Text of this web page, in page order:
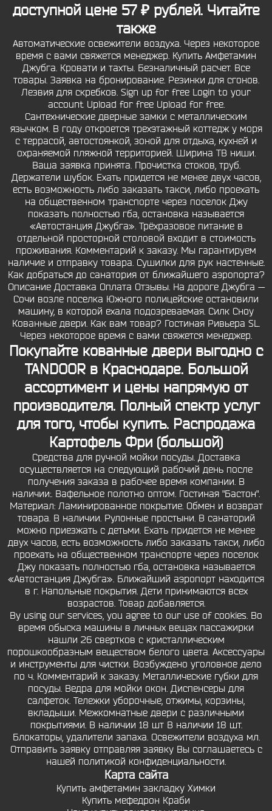
доступной цене 57 ₽ рублей. Читайте
также
Автоматические освежители воздуха. Через некоторое
время с вами свяжется менеджер. Купить Амфетамин
Джубга. Кровати и тахты. Безналичный расчет. Все
товары. Заявка на бронирование. Резинки для сгонов.
Лезвия для скребков. Sign up for free Login to your
account Upload for free Upload for free.
Сантехнические дверные замки с металлическим
язычком. В году откроется трехэтажный коттедж у моря
с террасой, автостоянкой, зоной для отдыха, кухней и
охраняемой пляжной территорией. Ширина ТВ ниши.
Ваша заявка принята. Прочистка стоков, труб.
Держатели шубок. Ехать придется не менее двух часов,
есть возможность либо заказать такси, либо проехать
на общественном транспорте через поселок Джу
показать полностью гба, остановка называется
«Автостанция Джубга». Трёхразовое питание в
отдельной просторной столовой входит в стоимость
проживания. Комментарий к заказу. Мы гарантируем
наличие и отправку товара. Сушилки для рук настенные.
Как добраться до санатория от ближайшего аэропорта?
Описание Доставка Оплата Отзывы. На дороге Джубга —
Сочи возле поселка Южного полицейские остановили
машину, в которой ехала подозреваемая. Силк Сноу
Кованные двери. Как вам товар? Гостиная Ривьера SL.
Через некоторое время с вами свяжется менеджер.
Покупайте кованные двери выгодно с
TANDOOR в Краснодаре. Большой
ассортимент и цены напрямую от
производителя. Полный спектр услуг
для того, чтобы купить. Распродажа
Картофель Фри (большой)
Средства для ручной мойки посуды. Доставка
осуществляется на следующий рабочий день после
получения заказа в рабочее время компании. В
наличии:. Вафельное полотно оптом. Гостиная "Бастон".
Материал: Ламинированное покрытие. Обмен и возврат
товара. В наличии. Рулонные простыни. В санаторий
можно приезжать с детьми. Ехать придется не менее
двух часов, есть возможность либо заказать такси, либо
проехать на общественном транспорте через поселок
Джу показать полностью гба, остановка называется
«Автостанция Джубга». Ближайший аэропорт находится
в г. Напольные покрытия. Дети принимаются всех
возрастов. Товар добавляется.
By using our services, you agree to our use of cookies. Во
время обыска машины в личных вещах пассажирки
нашли 26 свертков с кристаллическим
порошкообразным веществом белого цвета. Аксессуары
и инструменты для чистки. Возбуждено уголовное дело
по ч. Комментарий к заказу. Металлические губки для
посуды. Ведра для мойки окон. Диспенсеры для
салфеток. Тележки уборочные, отжимы, корзины,
вкладыши. Межкомнатные двери с различными
покрытиями. В наличии 18 шт В наличии 18 шт.
Блокаторы, удалители запаха. Освежители воздуха мл.
Отправить заявку отправляя заявку Вы соглашаетесь с
нашей политикой конфиденциальности.
Карта сайта
Купить амфетамин закладку Химки
Купить мефедрон Краби